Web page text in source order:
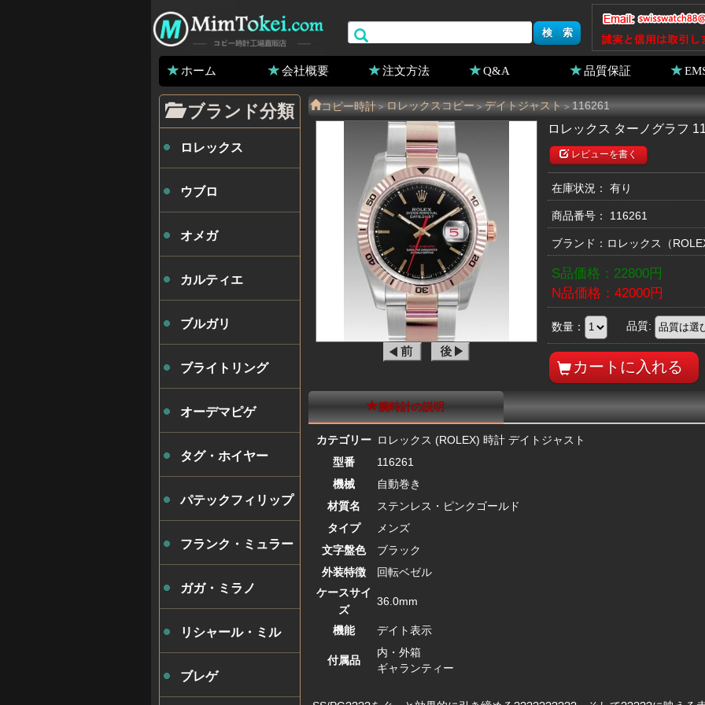
ホーム 会社概要 注文方法 Q&A 品質保証
コピー時計 > ロレックスコピー > デイトジャスト > 116261
ロレックス ターノグラフ
レビューを書く
在庫状況： 有り
商品番号： 116261
ブランド： ロレックス （
S品価格： 22800円
N品価格： 42000円
数量： 品質:
腕時計の説明
カテゴリー ロレックス (ROLEX) 時計 デイトジャスト
型番
116261
機械
自動巻き
材質名
ステンレス・ピンクゴールド
タイプ
メンズ
文字盤色
ブラック
外装特徴
回転ベゼル
ケースサイ
ズ
36.0mm
機能 デイト表示
付属品
内・外箱
ギャランティー
ブランド分類
ロレックス
ウブロ
オメガ
カルティエ
ブルガリ
ブライトリング
オーデマピゲ
タグ・ホイヤー
パテックフィリップ
フランク・ミュラー
ガガ・ミラノ
リシャール・ミル
ブレゲ